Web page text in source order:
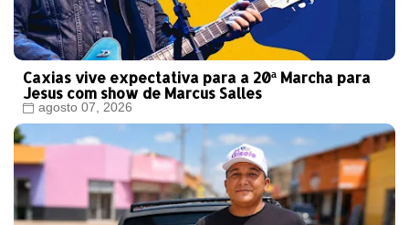
Caxias vive expectativa para a 20ª Marcha para
Jesus com show de Marcus Salles
agosto 07, 2026